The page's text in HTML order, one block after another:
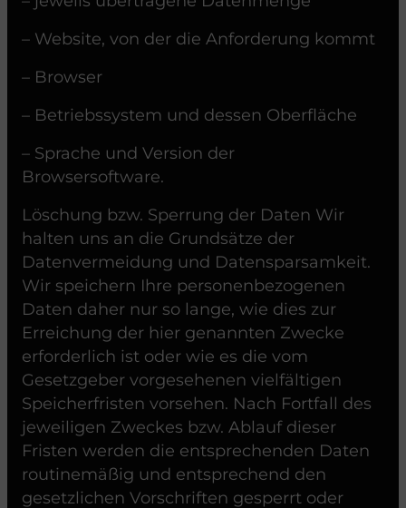
– Website, von der die Anforderung kommt
– Browser
– Betriebssystem und dessen Oberfläche
– Sprache und Version der
Browsersoftware.
Löschung bzw. Sperrung der Daten Wir
halten uns an die Grundsätze der
Datenvermeidung und Datensparsamkeit.
Wir speichern Ihre personenbezogenen
Daten daher nur so lange, wie dies zur
Erreichung der hier genannten Zwecke
erforderlich ist oder wie es die vom
Gesetzgeber vorgesehenen vielfältigen
Speicherfristen vorsehen. Nach Fortfall des
jeweiligen Zweckes bzw. Ablauf dieser
Fristen werden die entsprechenden Daten
routinemäßig und entsprechend den
gesetzlichen Vorschriften gesperrt oder